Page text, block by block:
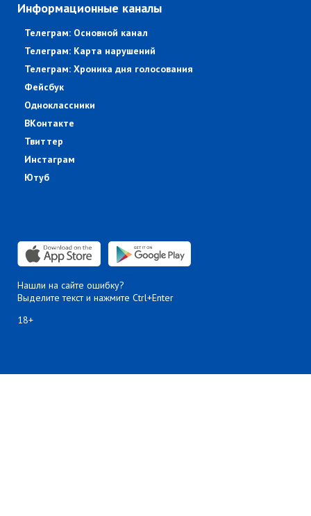
Информационные каналы
Телеграм: Основной канал
Телеграм: Карта нарушений
Телеграм: Хроника дня голосования
Фейсбук
Одноклассники
ВКонтакте
Твиттер
Инстаграм
Ютуб
Нашли на сайте ошибку?
Выделите текст и нажмите Ctrl+Enter
18+